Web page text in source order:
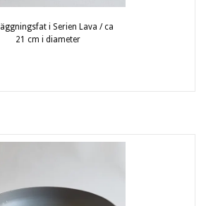
i Serien Lava / ca
21 cm i diameter